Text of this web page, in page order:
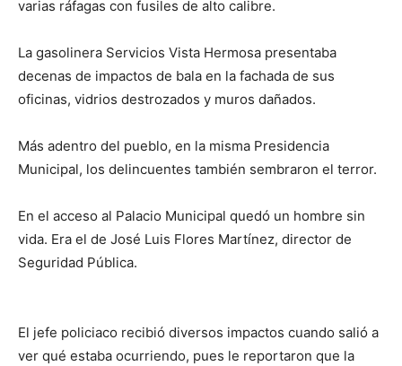
varias ráfagas con fusiles de alto calibre.
La gasolinera Servicios Vista Hermosa presentaba
decenas de impactos de bala en la fachada de sus
oficinas, vidrios destrozados y muros dañados.
Más adentro del pueblo, en la misma Presidencia
Municipal, los delincuentes también sembraron el terror.
En el acceso al Palacio Municipal quedó un hombre sin
vida. Era el de José Luis Flores Martínez, director de
Seguridad Pública.
El jefe policiaco recibió diversos impactos cuando salió a
ver qué estaba ocurriendo, pues le reportaron que la